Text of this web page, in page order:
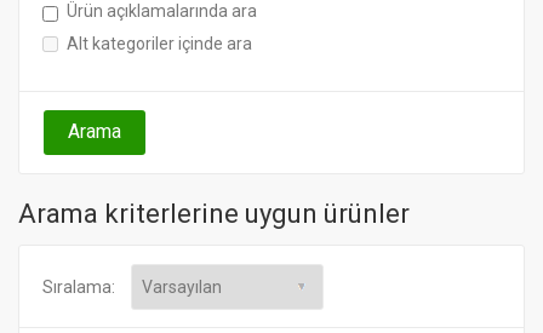
Ürün açıklamalarında ara
Alt kategoriler içinde ara
Arama kriterlerine uygun ürünler
Sıralama: